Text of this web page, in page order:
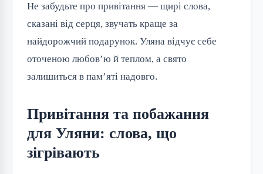
Не забудьте про привітання — щирі слова,
сказані від серця, звучать краще за
найдорожчий подарунок. Уляна відчує себе
оточеною любов’ю й теплом, а свято
залишиться в пам’яті надовго.
Привітання та побажання
для Уляни: слова, що
зігрівають